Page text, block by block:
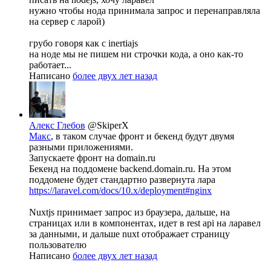
нужно чтобы нода принимала запрос и перенаправляла
на сервер с ларой)
грубо говоря как с inertiajs
на ноде мы не пишем ни строчки кода, а оно как-то
работает...
Написано более двух лет назад
Алекс Глебов @SkiperX
Макс, в таком случае фронт и бекенд будут двумя
разными приложениями.
Запускаете фронт на domain.ru
Бекенд на поддомене backend.domain.ru. На этом
поддомене будет стандартно развернута лара
https://laravel.com/docs/10.x/deployment#nginx
Nuxtjs принимает запрос из браузера, дальше, на
страницах или в компонентах, идет в rest api на ларавел
за данными, и дальше nuxt отображает страницу
пользователю
Написано более двух лет назад